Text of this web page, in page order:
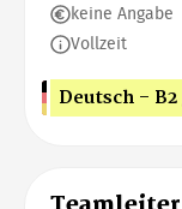
keine Angabe
Vollzeit
Deutsch -